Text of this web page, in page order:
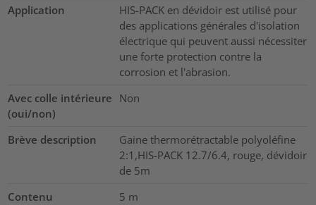
Application
HIS-PACK en dévidoir est utilisé pour
des applications générales d'isolation
électrique qui peuvent aussi nécessiter
une forte protection contre la
corrosion et l'abrasion.
Avec colle intérieure
(oui/non)
Non
Brève description
Gaine thermorétractable polyoléfine
2:1,HIS-PACK 12.7/6.4, rouge, dévidoir
de 5m
Contenu
5 m